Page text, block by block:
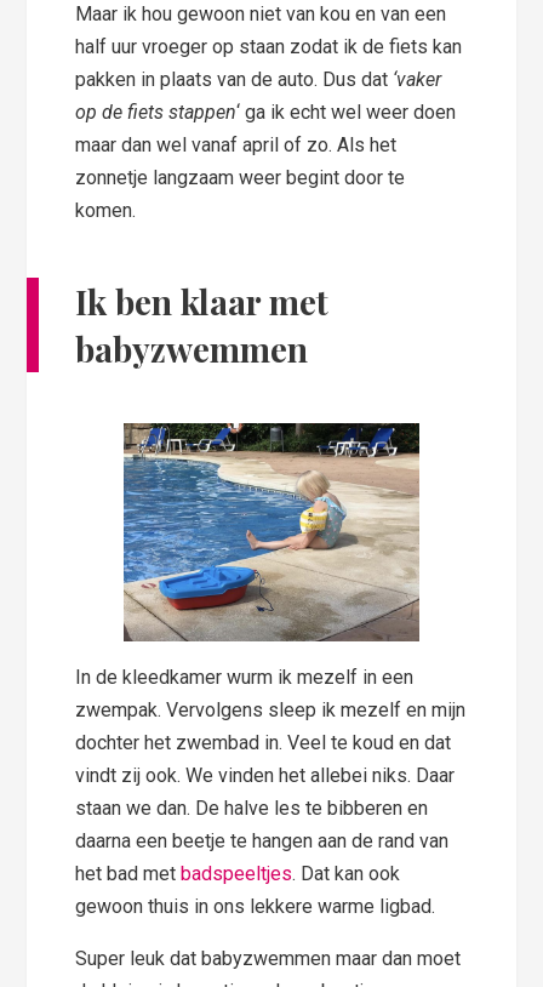
Maar ik hou gewoon niet van kou en van een
half uur vroeger op staan zodat ik de fiets kan
pakken in plaats van de auto. Dus dat ‘vaker
op de fiets stappen‘ ga ik echt wel weer doen
maar dan wel vanaf april of zo. Als het
zonnetje langzaam weer begint door te
komen.
Ik ben klaar met
babyzwemmen
In de kleedkamer wurm ik mezelf in een
zwempak. Vervolgens sleep ik mezelf en mijn
dochter het zwembad in. Veel te koud en dat
vindt zij ook. We vinden het allebei niks. Daar
staan we dan. De halve les te bibberen en
daarna een beetje te hangen aan de rand van
het bad met badspeeltjes. Dat kan ook
gewoon thuis in ons lekkere warme ligbad.
Super leuk dat babyzwemmen maar dan moet